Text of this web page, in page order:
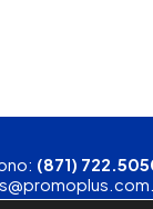
(871)